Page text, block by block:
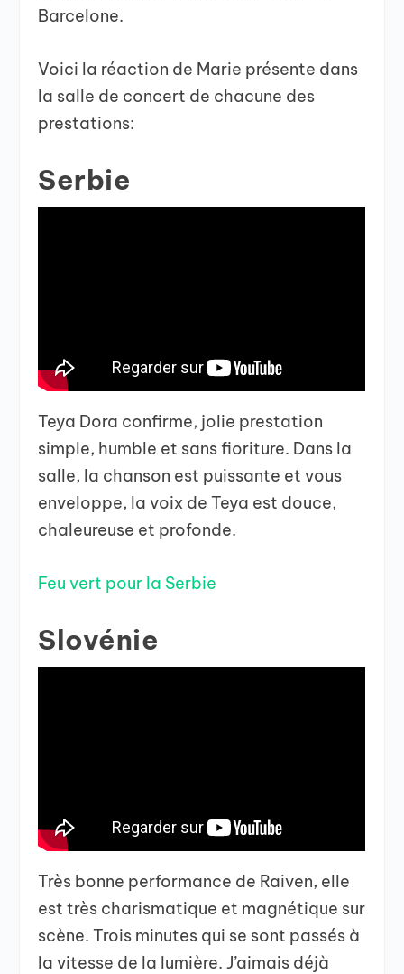
Barcelone.
Voici la réaction de Marie présente dans
la salle de concert de chacune des
prestations:
Serbie
Teya Dora confirme, jolie prestation
simple, humble et sans fioriture. Dans la
salle, la chanson est puissante et vous
enveloppe, la voix de Teya est douce,
chaleureuse et profonde.
Feu vert pour la Serbie
Slovénie
Très bonne performance de Raiven, elle
est très charismatique et magnétique sur
scène. Trois minutes qui se sont passés à
la vitesse de la lumière. J’aimais déjà